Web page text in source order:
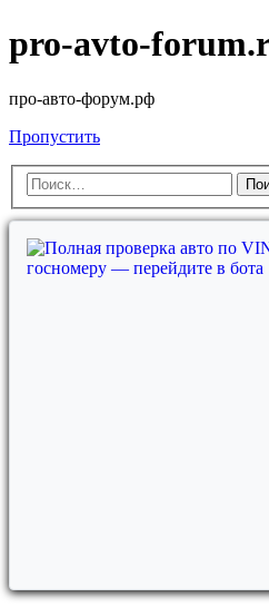
pro-avto-
про-авто-форум.рф
Пропустить